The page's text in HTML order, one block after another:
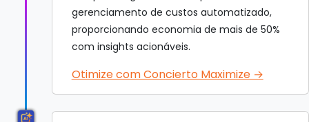
gerenciamento de custos automatizado,
proporcionando economia de mais de 50%
com insights acionáveis.
Otimize com Concierto Maximize →